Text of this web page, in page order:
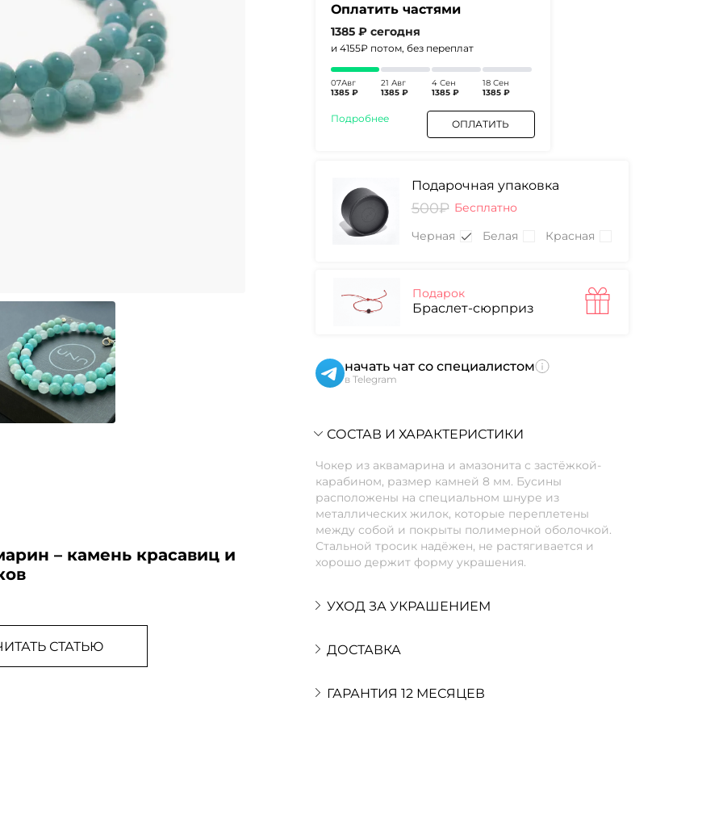
– камень красавиц и
СТАТЬЮ
Оплатить частями
1385 ₽ сегодня
и 4155₽ потом, без переплат
07Авг
1385 ₽
21 Авг
1385 ₽
4 Сен
1385 ₽
18 Сен
1385 ₽
Подробнее ОПЛАТИТЬ
Подарочная упаковка
500₽ Бесплатно
Черная
Белая Красная
Подарок
Браслет-сюрприз
начать чат со специалистом
в Telegram
СОСТАВ И ХАРАКТЕРИСТИКИ
Чокер из аквамарина и амазонита с застёжкой-
карабином, размер камней 8 мм. Бусины
расположены на специальном шнуре из
металлических жилок, которые переплетены
между собой и покрыты полимерной оболочкой.
Стальной тросик надёжен, не растягивается и
хорошо держит форму украшения.
УХОД ЗА УКРАШЕНИЕМ
ДОСТАВКА
ГАРАНТИЯ 12 МЕСЯЦЕВ